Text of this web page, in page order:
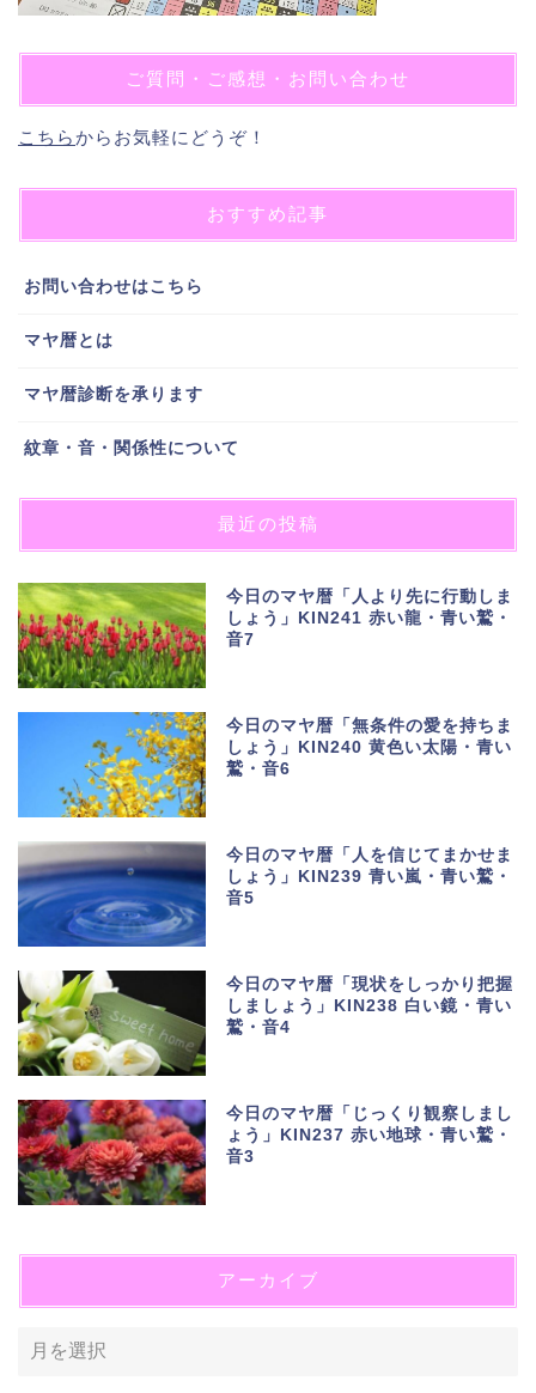
ご質問・ご感想・お問い合わせ
こちらからお気軽にどうぞ！
おすすめ記事
お問い合わせはこちら
マヤ暦とは
マヤ暦診断を承ります
紋章・音・関係性について
最近の投稿
今日のマヤ暦「人より先に行動しま
しょう」KIN241 赤い龍・青い鷲・
音7
今日のマヤ暦「無条件の愛を持ちま
しょう」KIN240 黄色い太陽・青い
鷲・音6
今日のマヤ暦「人を信じてまかせま
しょう」KIN239 青い嵐・青い鷲・
音5
今日のマヤ暦「現状をしっかり把握
しましょう」KIN238 白い鏡・青い
鷲・音4
今日のマヤ暦「じっくり観察しまし
ょう」KIN237 赤い地球・青い鷲・
音3
アーカイブ